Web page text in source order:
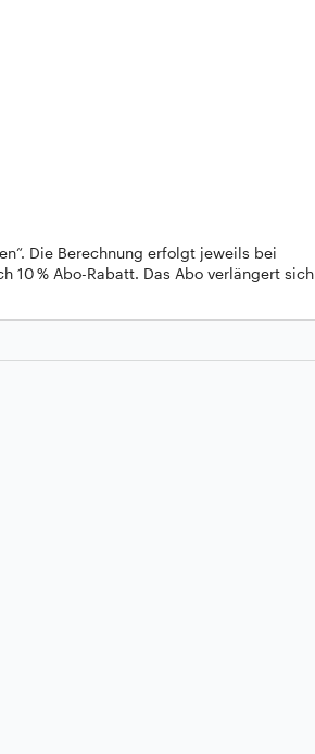
Die Berechnung erfolgt jeweils bei
10 % Abo-Rabatt. Das Abo verlängert sich